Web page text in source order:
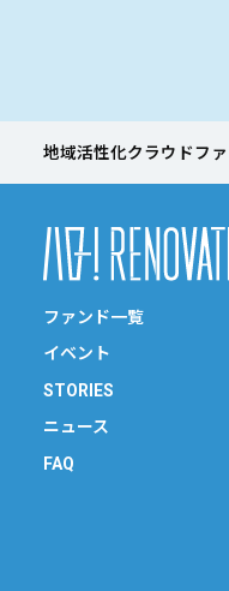
地域活性化クラウドフ
ファンド一覧
イベント
STORIES
ニュース
FAQ